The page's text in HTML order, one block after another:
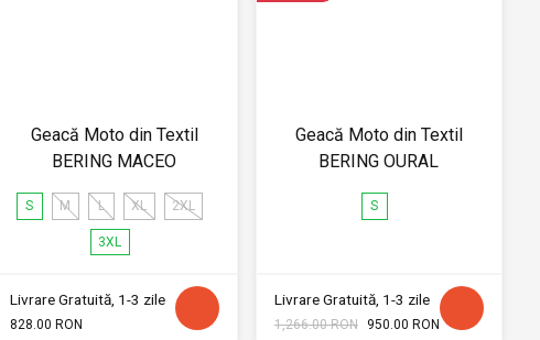
Geacă Moto din Textil
BERING MACEO
S M L XL 2XL
3XL
Livrare Gratuită, 1-3 zile
828.00 RON
Geacă Moto din Textil
BERING OURAL
S
Livrare Gratuită, 1-3 zile
1,266.00 RON 950.00 RON